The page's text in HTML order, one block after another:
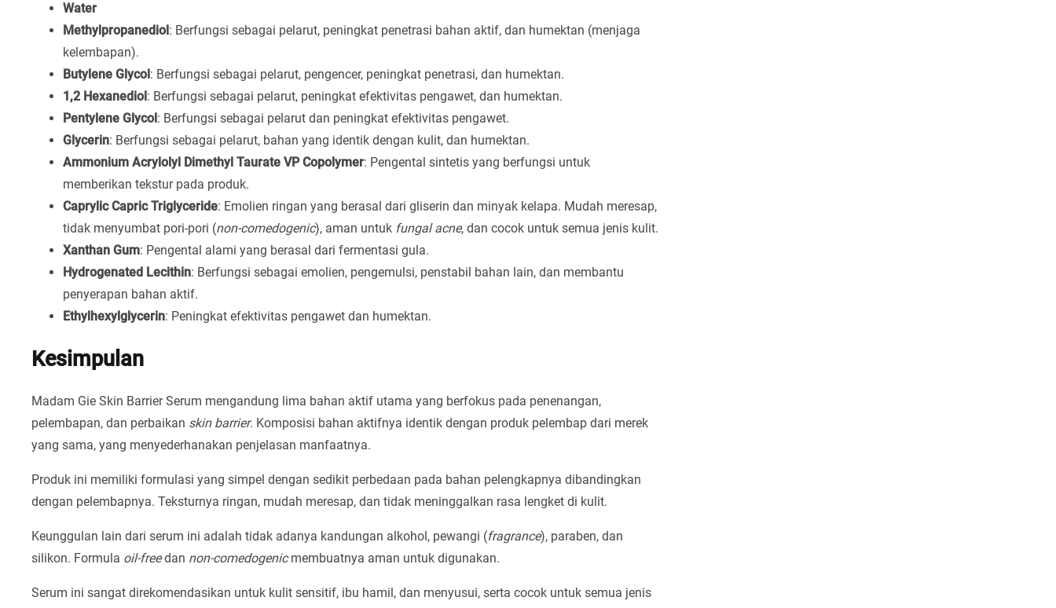
Water
Methylpropanediol : Berfungsi sebagai pelarut, peningkat penetrasi bahan aktif, dan humektan (menjaga
kelembapan).
Butylene Glycol : Berfungsi sebagai pelarut, pengencer, peningkat penetrasi, dan humektan.
1,2 Hexanediol : Berfungsi sebagai pelarut, peningkat efektivitas pengawet, dan humektan.
Pentylene Glycol : Berfungsi sebagai pelarut dan peningkat efektivitas pengawet.
Glycerin: Berfungsi sebagai pelarut, bahan yang identik dengan kulit, dan humektan.
Ammonium Acrylolyl Dimethyl Taurate VP Copolymer: Pengental sintetis yang berfungsi untuk
memberikan tekstur pada produk.
Caprylic Capric Triglyceride: Emolien ringan yang berasal dari gliserin dan minyak kelapa. Mudah meresap,
tidak menyumbat pori-pori (non-comedogenic), aman untuk fungal acne, dan cocok untuk semua jenis kulit.
Xanthan Gum: Pengental alami yang berasal dari fermentasi gula.
Hydrogenated Lecithin: Berfungsi sebagai emolien, pengemulsi, penstabil bahan lain, dan membantu
penyerapan bahan aktif.
Ethylhexylglycerin: Peningkat efektivitas pengawet dan humektan.
Kesimpulan
Madam Gie Skin Barrier Serum mengandung lima bahan aktif utama yang berfokus pada penenangan,
pelembapan, dan perbaikan skin barrier. Komposisi bahan aktifnya identik dengan produk pelembap dari merek
yang sama, yang menyederhanakan penjelasan manfaatnya.
Produk ini memiliki formulasi yang simpel dengan sedikit perbedaan pada bahan pelengkapnya dibandingkan
dengan pelembapnya. Teksturnya ringan, mudah meresap, dan tidak meninggalkan rasa lengket di kulit.
Keunggulan lain dari serum ini adalah tidak adanya kandungan alkohol, pewangi (fragrance), paraben, dan
silikon. Formula oil-freedan non-comedogenicmembuatnya aman untuk digunakan.
Serum ini sangat direkomendasikan untuk kulit sensitif, ibu hamil, dan menyusui, serta cocok untuk semua jenis